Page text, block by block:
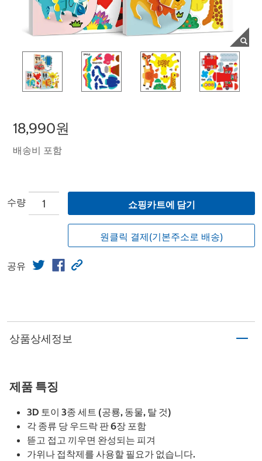
18,990원
배송비 포함
수량 쇼핑카트에 담기
원클릭 결제(기본주소로 배송)
공유
상품상세정보
제품 특징
3D 토이 3종 세트 (공룡, 동물, 탈 것)
각 종류 당 우드락 판 6장 포함
뜯고 접고 끼우면 완성되는 피겨
가위나 접착제를 사용할 필요가 없습니다.